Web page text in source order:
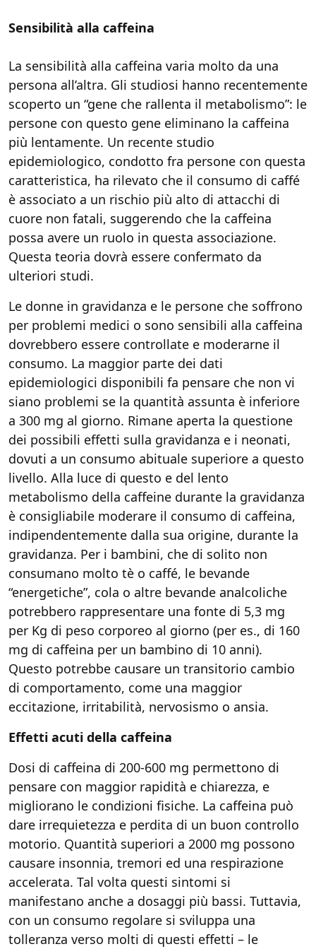
Sensibilità alla caffeina
La sensibilità alla caffeina varia molto da una
persona all’altra. Gli studiosi hanno recentemente
scoperto un “gene che rallenta il metabolismo”: le
persone con questo gene eliminano la caffeina
più lentamente. Un recente studio
epidemiologico, condotto fra persone con questa
caratteristica, ha rilevato che il consumo di caffé
è associato a un rischio più alto di attacchi di
cuore non fatali, suggerendo che la caffeina
possa avere un ruolo in questa associazione.
Questa teoria dovrà essere confermato da
ulteriori studi.
Le donne in gravidanza e le persone che soffrono
per problemi medici o sono sensibili alla caffeina
dovrebbero essere controllate e moderarne il
consumo. La maggior parte dei dati
epidemiologici disponibili fa pensare che non vi
siano problemi se la quantità assunta è inferiore
a 300 mg al giorno. Rimane aperta la questione
dei possibili effetti sulla gravidanza e i neonati,
dovuti a un consumo abituale superiore a questo
livello. Alla luce di questo e del lento
metabolismo della caffeine durante la gravidanza
è consigliabile moderare il consumo di caffeina,
indipendentemente dalla sua origine, durante la
gravidanza. Per i bambini, che di solito non
consumano molto tè o caffé, le bevande
“energetiche”, cola o altre bevande analcoliche
potrebbero rappresentare una fonte di 5,3 mg
per Kg di peso corporeo al giorno (per es., di 160
mg di caffeina per un bambino di 10 anni).
Questo potrebbe causare un transitorio cambio
di comportamento, come una maggior
eccitazione, irritabilità, nervosismo o ansia.
Effetti acuti della caffeina
Dosi di caffeina di 200-600 mg permettono di
pensare con maggior rapidità e chiarezza, e
migliorano le condizioni fisiche. La caffeina può
dare irrequietezza e perdita di un buon controllo
motorio. Quantità superiori a 2000 mg possono
causare insonnia, tremori ed una respirazione
accelerata. Tal volta questi sintomi si
manifestano anche a dosaggi più bassi. Tuttavia,
con un consumo regolare si sviluppa una
tolleranza verso molti di questi effetti – le